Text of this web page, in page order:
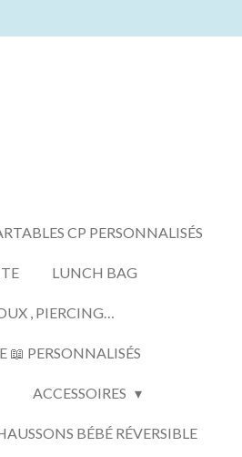
CP PERSONNALISÉS
LUNCH BAG
, PIERCING…
📖 PERSONNALISÉS
ACCESSOIRES
BÉBÉ RÉVERSIBLE